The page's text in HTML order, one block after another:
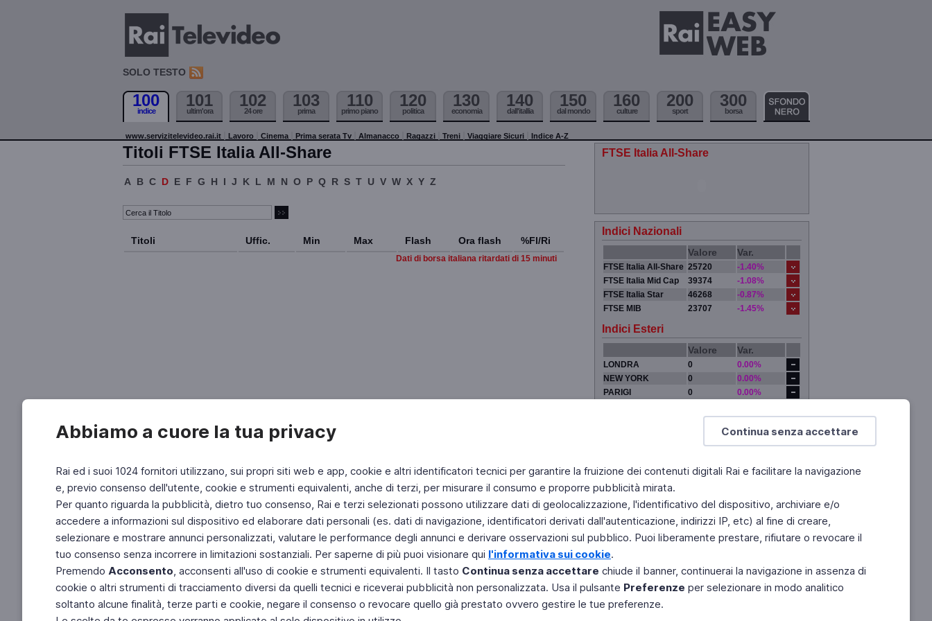
Continua senza accettare
Abbiamo a cuore la tua privacy
Rai ed i suoi 1024 fornitori utilizzano, sui propri siti web e app, cookie e altri identificatori tecnici per garantire la fruizione dei contenuti digitali Rai e facilitare la navigazione
e, previo consenso dell'utente, cookie e strumenti equivalenti, anche di terzi, per misurare il consumo e proporre pubblicità mirata.
Per quanto riguarda la pubblicità, dietro tuo consenso, Rai e terzi selezionati possono utilizzare dati di geolocalizzazione, l'identificativo del dispositivo, archiviare e/o
accedere a informazioni sul dispositivo ed elaborare dati personali (es. dati di navigazione, identificatori derivati dall'autenticazione, indirizzi IP, etc) al fine di creare,
selezionare e mostrare annunci personalizzati, valutare le performance degli annunci e derivare osservazioni sul pubblico. Puoi liberamente prestare, rifiutare o revocare il
tuo consenso senza incorrere in limitazioni sostanziali. Per saperne di più puoi visionare qui l'informativa sui cookie.
Premendo Acconsento, acconsenti all'uso di cookie e strumenti equivalenti. Il tasto Continua senza accettare chiude il banner, continuerai la navigazione in assenza di
cookie o altri strumenti di tracciamento diversi da quelli tecnici e riceverai pubblicità non personalizzata. Usa il pulsante Preferenze per selezionare in modo analitico
soltanto alcune finalità, terze parti e cookie, negare il consenso o revocare quello già prestato ovvero gestire le tue preferenze.
SOLO TESTO
100
indice
101
ultim'ora
102
24 ore
103
prima
110
primo piano
120
politica
130
economia
140
dall'itallia
150
dal mondo
160
culture
200
sport
300
borsa
www.servizitelevideo.rai.it Lavoro Cinema Prima serata Tv Almanacco Ragazzi Treni Viaggiare Sicuri Indice A-Z
Titoli FTSE Italia All-Share
A B C D E F G H I J K L M N O P Q R S T U V W X Y Z
Titoli Uffic. Min Max Flash Ora flash %Fl/Ri
Dati di borsa italiana ritardati di 15 minuti
FTSE Italia All-Share
Indici Nazionali
Valore Var.
FTSE Italia All-Share 25720
-1.40%
FTSE Italia Mid Cap
39374
-1.08%
FTSE Italia Star
46268
-0.87%
FTSE MIB
23707 -1.45%
Indici Esteri
Valore Var.
LONDRA 0
0.00%
NEW YORK
0
0.00%
PARIGI
0
0.00%
Fai di Televideo la tua Home Page Chi Siamo
Copyright © 2011 Rai - Tutti i diritti riservati
Engineered by RAI - Reti e Piattaforme